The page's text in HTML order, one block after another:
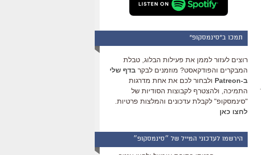
תמכו ב"סינמסקופ"
רוצים לעזור לממן את פעילות הבלוג, טבלת
המבקרים והפודקאסט? מוזמנים לבקר בדף שלי
ב-Patreon
ולבחור לכם את אחת מדרגות
התמיכה, ולהצטרף לקבוצות הסודיות של
"סינמסקופ" לקבלת עדכונים והמלצות פרטיות.
לחצו כאן
הירשמו לעדכוני המייל של ״סינמסקופ״